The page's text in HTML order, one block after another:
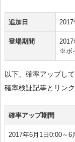
追加日
登場期間
※ボ
以下、確率アップし
確率検証記事とリンク
確率アップ期間
2017年6月1日0:00～6